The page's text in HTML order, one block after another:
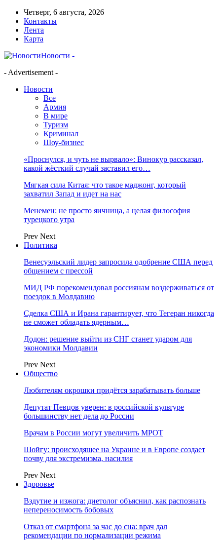
Четверг, 6 августа, 2026
Контакты
Лента
Карта
Новости -
- Advertisement -
Новости
Все
Армия
В мире
Туризм
Криминал
Шоу-бизнес
«Проснулся, и чуть не вырвало»: Винокур рассказал,
какой жёсткий случай заставил его…
Мягкая сила Китая: что такое маджонг, который
захватил Запад и идет на нас
Менемен: не просто яичница, а целая философия
турецкого утра
Prev Next
Политика
Венесуэльский лидер запросила одобрение США перед
общением с прессой
МИД РФ порекомендовал россиянам воздерживаться от
поездок в Молдавию
Сделка США и Ирана гарантирует, что Тегеран никогда
не сможет обладать ядерным…
Додон: решение выйти из СНГ станет ударом для
экономики Молдавии
Prev Next
Общество
Любителям окрошки придётся зарабатывать больше
Депутат Певцов уверен: в российской культуре
большинству нет дела до России
Врачам в России могут увеличить МРОТ
Шойгу: происходящее на Украине и в Европе создает
почву для экстремизма, насилия
Prev Next
Здоровье
Вздутие и изжога: диетолог объяснил, как распознать
непереносимость бобовых
Отказ от смартфона за час до сна: врач дал
рекомендации по нормализации режима